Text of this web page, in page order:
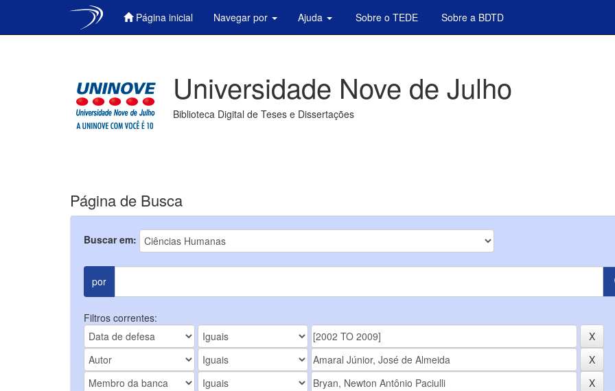
Página inicial Navegar por Ajuda Sobre o TEDE Sobre a BDTD
Universidade Nove de Julho
Biblioteca Digital de Teses e Dissertações
Página de Busca
Buscar em:
por
Filtros correntes: